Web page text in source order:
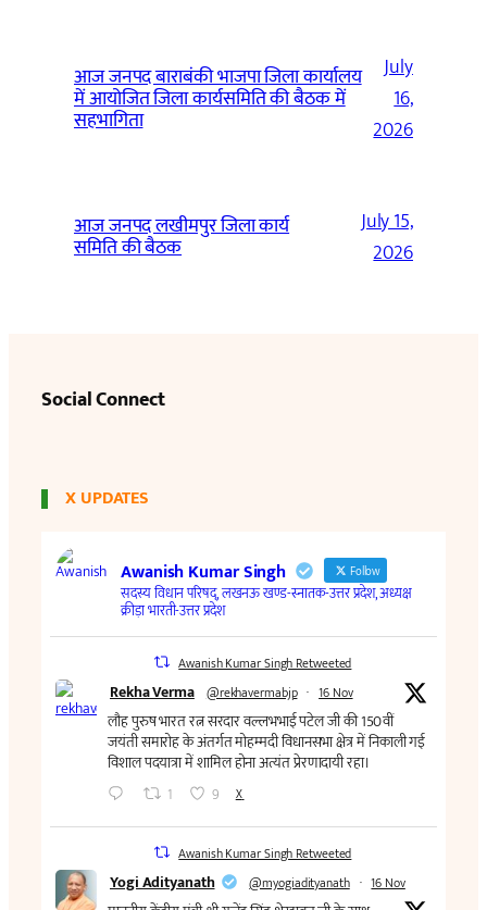
आज जनपद बाराबंकी भाजपा जिला कार्यालय
में आयोजित जिला कार्यसमिति की बैठक में
सहभागिता
July
16,
2026
आज जनपद लखीमपुर जिला कार्य
समिति की बैठक
July 15,
2026
Social Connect
X UPDATES